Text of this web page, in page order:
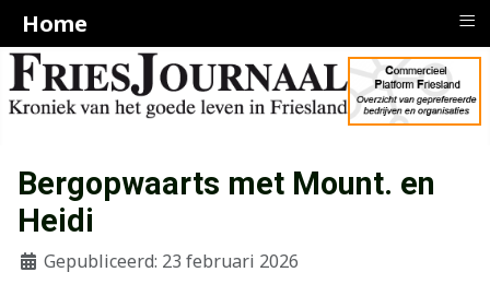
Bergopwaarts met Mount. en
Heidi
Gepubliceerd: 23 februari 2026
Home ≡